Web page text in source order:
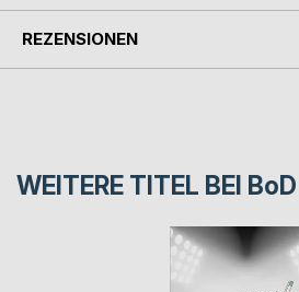
REZENSIONEN
WEITERE TITEL BEI BoD